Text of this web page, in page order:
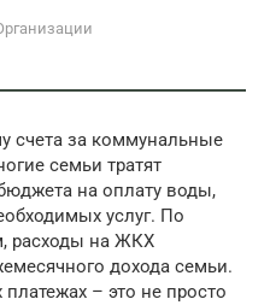
счета за коммунальные
семьи тратят
на оплату воды,
услуг. По
расходы на ЖКХ
дохода семьи.
– это не просто